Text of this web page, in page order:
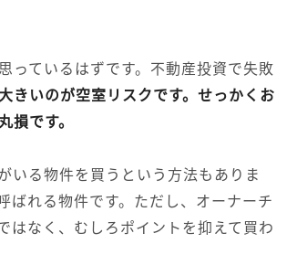
っているはずです。不動産投資で失敗
きいのが空室リスクです。せっかくお
です。
いる物件を買うという方法もありま
ばれる物件です。ただし、オーナーチ
はなく、むしろポイントを抑えて買わ